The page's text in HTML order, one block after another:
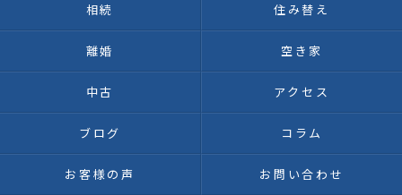
相続 住み替え
離婚 空き家
中古 アクセス
ブログ コラム
お客様の声 お問い合わせ